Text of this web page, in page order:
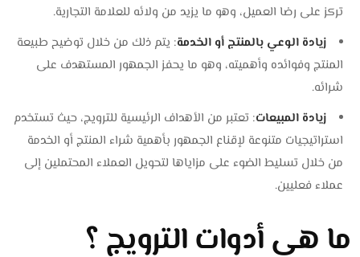
تركز على رضا العميل، وهو ما يزيد من ولائه للعلامة التجارية.
زيادة الوعي بالمنتج أو الخدمة: يتم ذلك من خلال توضيح طبيعة
المنتج وفوائده وأهميته، وهو ما يحفز الجمهور المستهدف على
شرائه.
زيادة المبيعات: تعتبر من الأهداف الرئيسية للترويج، حيث تستخدم
استراتيجيات متنوعة لإقناع الجمهور بأهمية شراء المنتج أو الخدمة
من خلال تسليط الضوء على مزاياها لتحويل العملاء المحتملين إلى
عملاء فعليين.
ما هي أدوات الترويج ؟